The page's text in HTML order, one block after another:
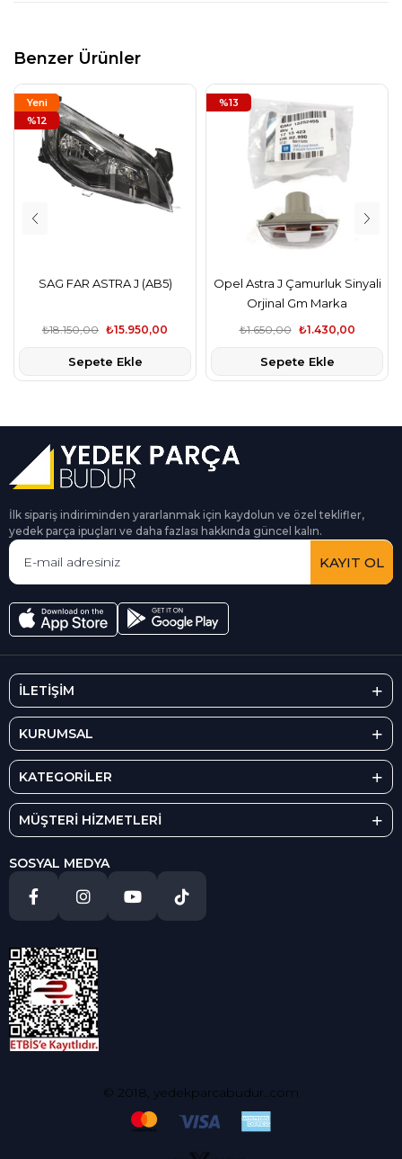
Benzer Ürünler
SAG FAR ASTRA J (AB5)
₺15.950,00
₺18.150,00
Sepete Ekle
Yeni
Ürün
%12
Opel Astra J Çamurluk Sinyali
Orjinal Gm Marka
₺1.430,00
₺1.650,00
Sepete Ekle
%13
İlk sipariş indiriminden yararlanmak için kaydolun ve özel teklifler,
yedek parça ipuçları ve daha fazlası hakkında güncel kalın.
KAYIT OL
İLETİŞİM
KURUMSAL
KATEGORİLER
MÜŞTERİ HİZMETLERİ
SOSYAL MEDYA
© 2018, yedekparcabudur..com